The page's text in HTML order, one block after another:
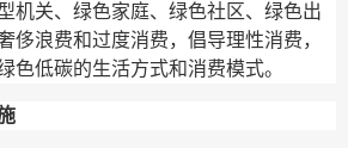
机关、绿色家庭、绿色社区、绿色出
侈浪费和过度消费，倡导理性消费，
色低碳的生活方式和消费模式。